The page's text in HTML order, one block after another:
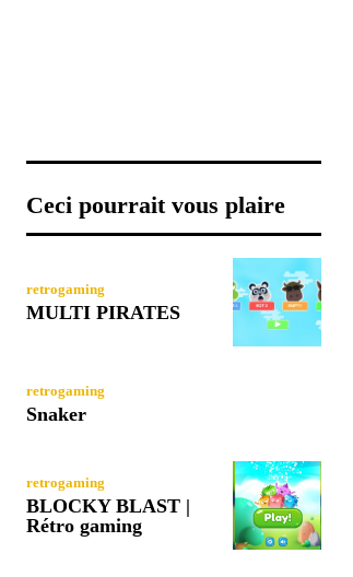
Ceci pourrait vous plaire
retrogaming
MULTI PIRATES
retrogaming
Snaker
retrogaming
BLOCKY BLAST |
Rétro gaming